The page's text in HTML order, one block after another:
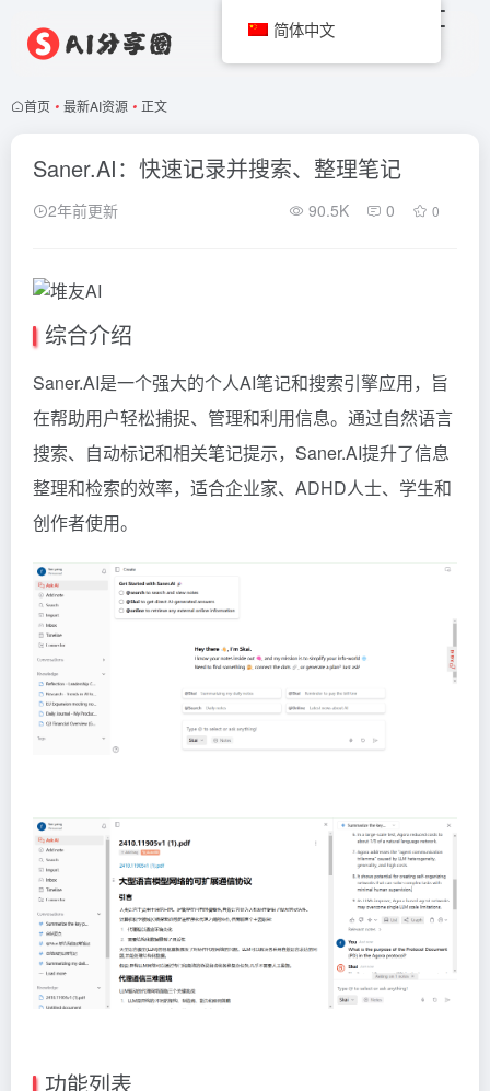
首页 • 最新AI资源 • 正文
Saner.AI：快速记录并搜索、整理笔记
2年前更新 90.5K 0 0
综合介绍
Saner.AI是一个强大的个人AI笔记和搜索引擎应用，旨
在帮助用户轻松捕捉、管理和利用信息。通过自然语言
搜索、自动标记和相关笔记提示，Saner.AI提升了信息
整理和检索的效率，适合企业家、ADHD人士、学生和
创作者使用。
功能列表
简体中文